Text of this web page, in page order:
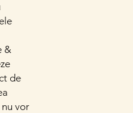
&
de
vor